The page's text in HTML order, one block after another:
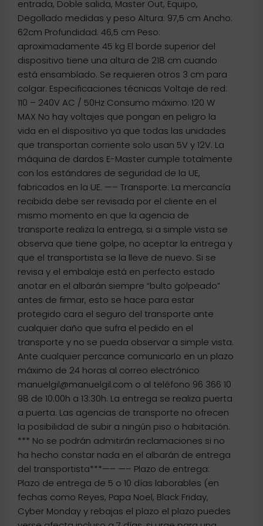
entrada, Doble salida, Master Out, Equipo,
Degollado medidas y peso Altura: 97,5 cm Ancho:
62cm Profundidad: 46,5 cm Peso:
aproximadamente 45 kg El borde superior del
dispositivo tiene una altura de 218 cm cuando
está ensamblado. Se requieren otros 3 cm para
colgar. Especificaciones técnicas Voltaje de red:
110 – 240V AC / 50Hz Consumo máximo: 120 W
MAX No hay voltajes que pongan en peligro la
vida en el dispositivo ya que todas las unidades
que transportan corriente solo usan 5V y 12V. La
máquina de dardos E-Master cumple totalmente
con los estándares de seguridad de la UE,
fabricados en la UE. —– Transporte: La mercancía
recibida debe ser revisada por el cliente en el
mismo momento en que la agencia de
transporte realiza la entrega, si a simple vista se
observa que tiene golpe, no aceptar la entrega y
que el transportista se la lleve de nuevo. Si se
revisa y el embalaje está en perfecto estado
anotar en el albarán siempre “bulto golpeado”
antes de firmar, esto se hace para estar
protegido cara el seguro del transporte ante
cualquier daño que sufra el pedido en el
transporte y no se pueda observar a simple vista.
Ante cualquier percance comunicarlo en un plazo
máximo de 24 horas al correo electrónico
manuelgil@manuelgil.com o al teléfono 96 366 10
98 de 10:00h a 13:30h. La entrega se realiza puerta
a puerta. Las agencias de transporte no ofrecen
la posibilidad de subir a ningún piso o habitación.
*** No se podrán admitirán reclamaciones si no
ha hecho constar nada en el albarán de entrega
del transportista***—– —– Plazo de entrega:
Plazo de entrega de 5 o 10 días laborables (en
fechas como Reyes, Papa Noel, Black Friday,
Cyber Monday y rebajas el plazo el plazo puedes